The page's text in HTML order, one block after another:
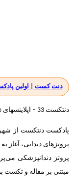
دنت کست | اولین
دنتکست 33 – اپلاینسهای Snap-on smile قسمت دوم
پروتزهای دندانی،
پروتز دندانپزشکی
مبتنی بر مقاله و تکست